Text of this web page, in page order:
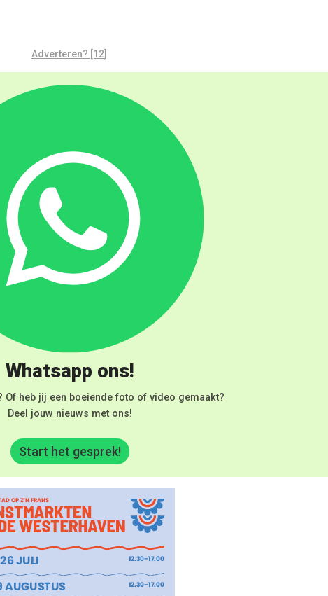
Adverteren? [12]
Whatsapp ons!
Of heb jij een boeiende foto of video gemaakt?
Deel jouw nieuws met ons!
Start het gesprek!